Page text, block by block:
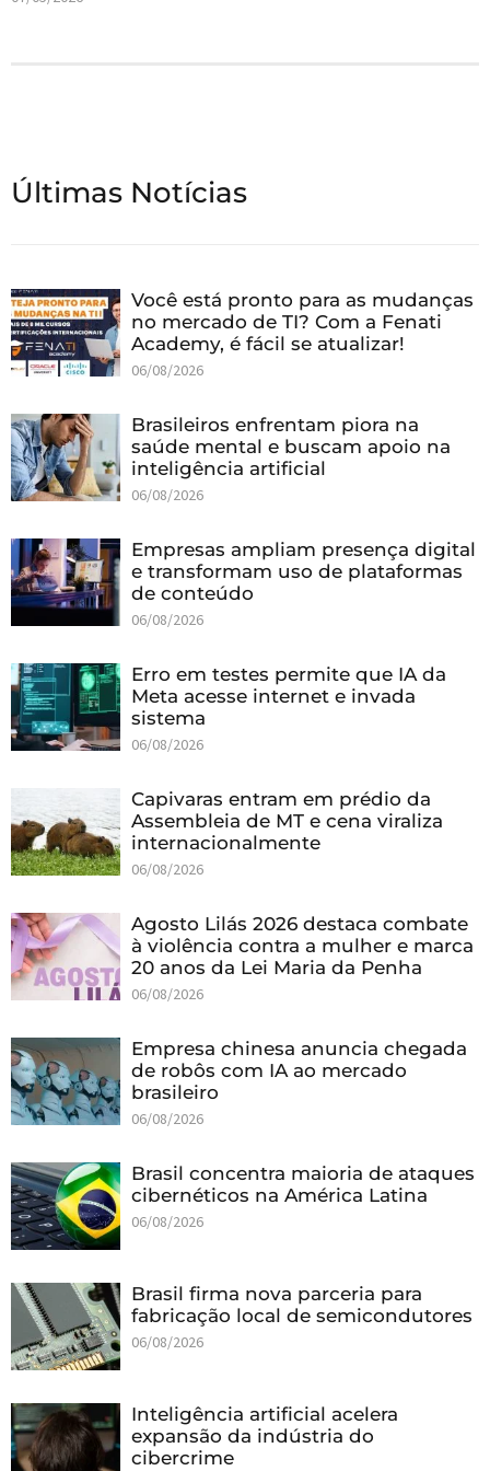
Últimas Notícias
Você está pronto para as mudanças
no mercado de TI? Com a Fenati
Academy, é fácil se atualizar!
06/08/2026
Brasileiros enfrentam piora na
saúde mental e buscam apoio na
inteligência artificial
06/08/2026
Empresas ampliam presença digital
e transformam uso de plataformas
de conteúdo
06/08/2026
Erro em testes permite que IA da
Meta acesse internet e invada
sistema
06/08/2026
Capivaras entram em prédio da
Assembleia de MT e cena viraliza
internacionalmente
06/08/2026
Agosto Lilás 2026 destaca combate
à violência contra a mulher e marca
20 anos da Lei Maria da Penha
06/08/2026
Empresa chinesa anuncia chegada
de robôs com IA ao mercado
brasileiro
06/08/2026
Brasil concentra maioria de ataques
cibernéticos na América Latina
06/08/2026
Brasil firma nova parceria para
fabricação local de semicondutores
06/08/2026
Inteligência artificial acelera
expansão da indústria do
cibercrime